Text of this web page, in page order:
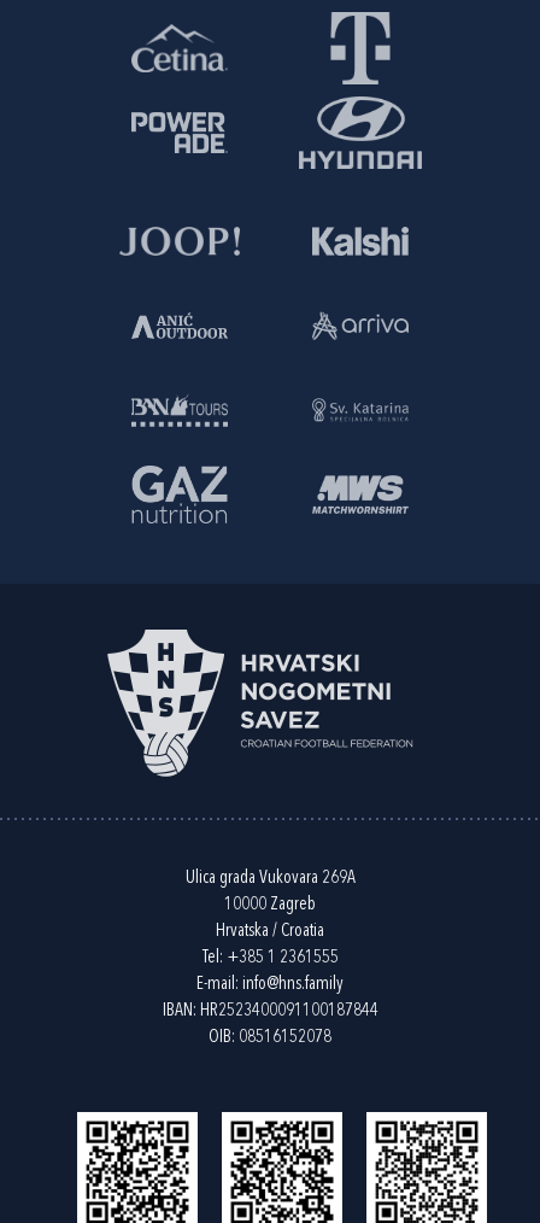
Ulica grada Vukovara 269A
10000 Zagreb
Hrvatska / Croatia
Tel: +385 1 2361555
E-mail: info@hns.family
IBAN: HR2523400091100187844
OIB: 08516152078